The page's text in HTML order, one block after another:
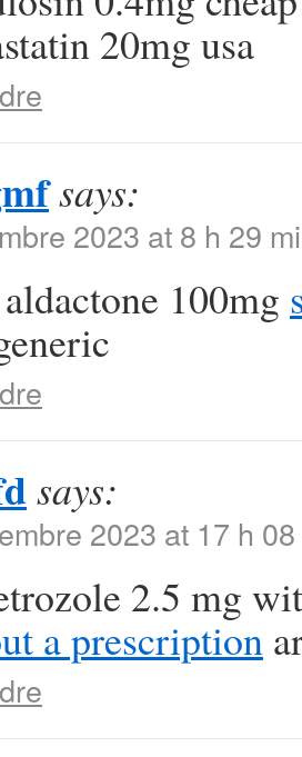
20mg usa
says:
2023 at 8 h 29
100mg
says:
2023 at 17 h
2.5 mg
a prescription